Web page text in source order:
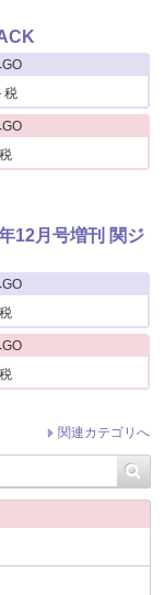
税
12月号増刊 関ジ
関連カテゴリへ